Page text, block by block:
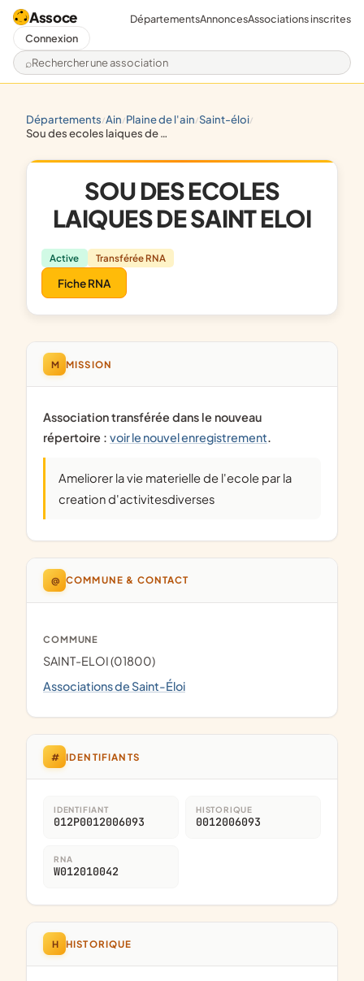
Assoce
Rechercher une association
DépartementsAnnoncesAssociations inscrites
Connexion
départements/ ain/ plaine de l'ain/ saint-éloi/
sou des ecoles laiques de saint eloi
SOU DES ECOLES
LAIQUES DE SAINT ELOI
Active Transférée RNA
Fiche RNA
M MISSION
Association transférée dans le nouveau
répertoire : voir le nouvel enregistrement.
Ameliorer la vie materielle de l'ecole par la
creation d'activitesdiverses
@ COMMUNE & CONTACT
COMMUNE
SAINT-ELOI (01800)
Associations de Saint-Éloi
# IDENTIFIANTS
IDENTIFIANT
012P0012006093
HISTORIQUE
0012006093
RNA
W012010042
H HISTORIQUE